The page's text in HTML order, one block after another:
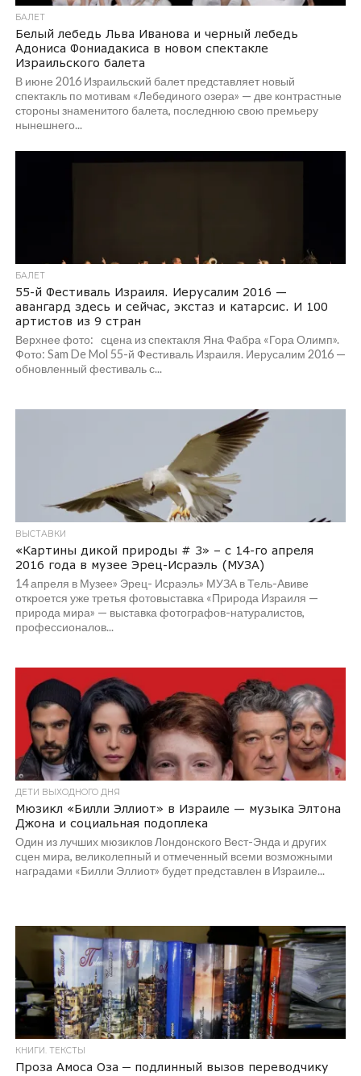
БАЛЕТ
Белый лебедь Льва Иванова и черный лебедь
Адониса Фониадакиса в новом спектакле
Израильского балета
В июне 2016 Израильский балет представляет новый
спектакль по мотивам «Лебединого озера» — две контрастные
стороны знаменитого балета, последнюю свою премьеру
нынешнего...
БАЛЕТ
55-й Фестиваль Израиля. Иерусалим 2016 —
авангард здесь и сейчас, экстаз и катарcис. И 100
артистов из 9 стран
Верхнее фото: сцена из спектакля Яна Фабра «Гора Олимп».
Фото: Sam De Mol 55-й Фестиваль Израиля. Иерусалим 2016 —
обновленный фестиваль с...
ВЫСТАВКИ
«Картины дикой природы # 3» – с 14-го апреля
2016 года в музее Эрец-Исраэль (МУЗА)
14 апреля в Музее» Эрец- Исраэль» МУЗА в Тель-Авиве
откроется уже третья фотовыставка «Природа Израиля —
природа мира» — выставка фотографов-натуралистов,
профессионалов...
ДЕТИ ВЫХОДНОГО ДНЯ
Мюзикл «Билли Эллиот» в Израиле — музыка Элтона
Джона и социальная подоплека
Один из лучших мюзиклов Лондонского Вест-Энда и других
сцен мира, великолепный и отмеченный всеми возможными
наградами «Билли Эллиот» будет представлен в Израиле...
КНИГИ. ТЕКСТЫ
Проза Амоса Оза ─ подлинный вызов переводчику